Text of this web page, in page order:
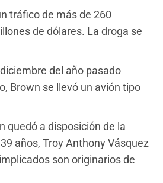
tráfico de más de 260
de dólares. La droga se
del año pasado
Brown se llevó un avión tipo
quedó a disposición de la
años, Troy Anthony Vásquez
son originarios de